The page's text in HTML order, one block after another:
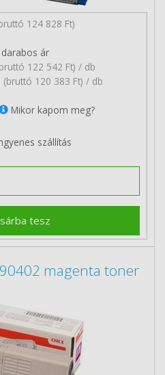
124 828 Ft)
ár
122 542 Ft) / db
(bruttó 120 383 Ft) / db
Mikor kapom meg?
szállítás
tesz
magenta toner